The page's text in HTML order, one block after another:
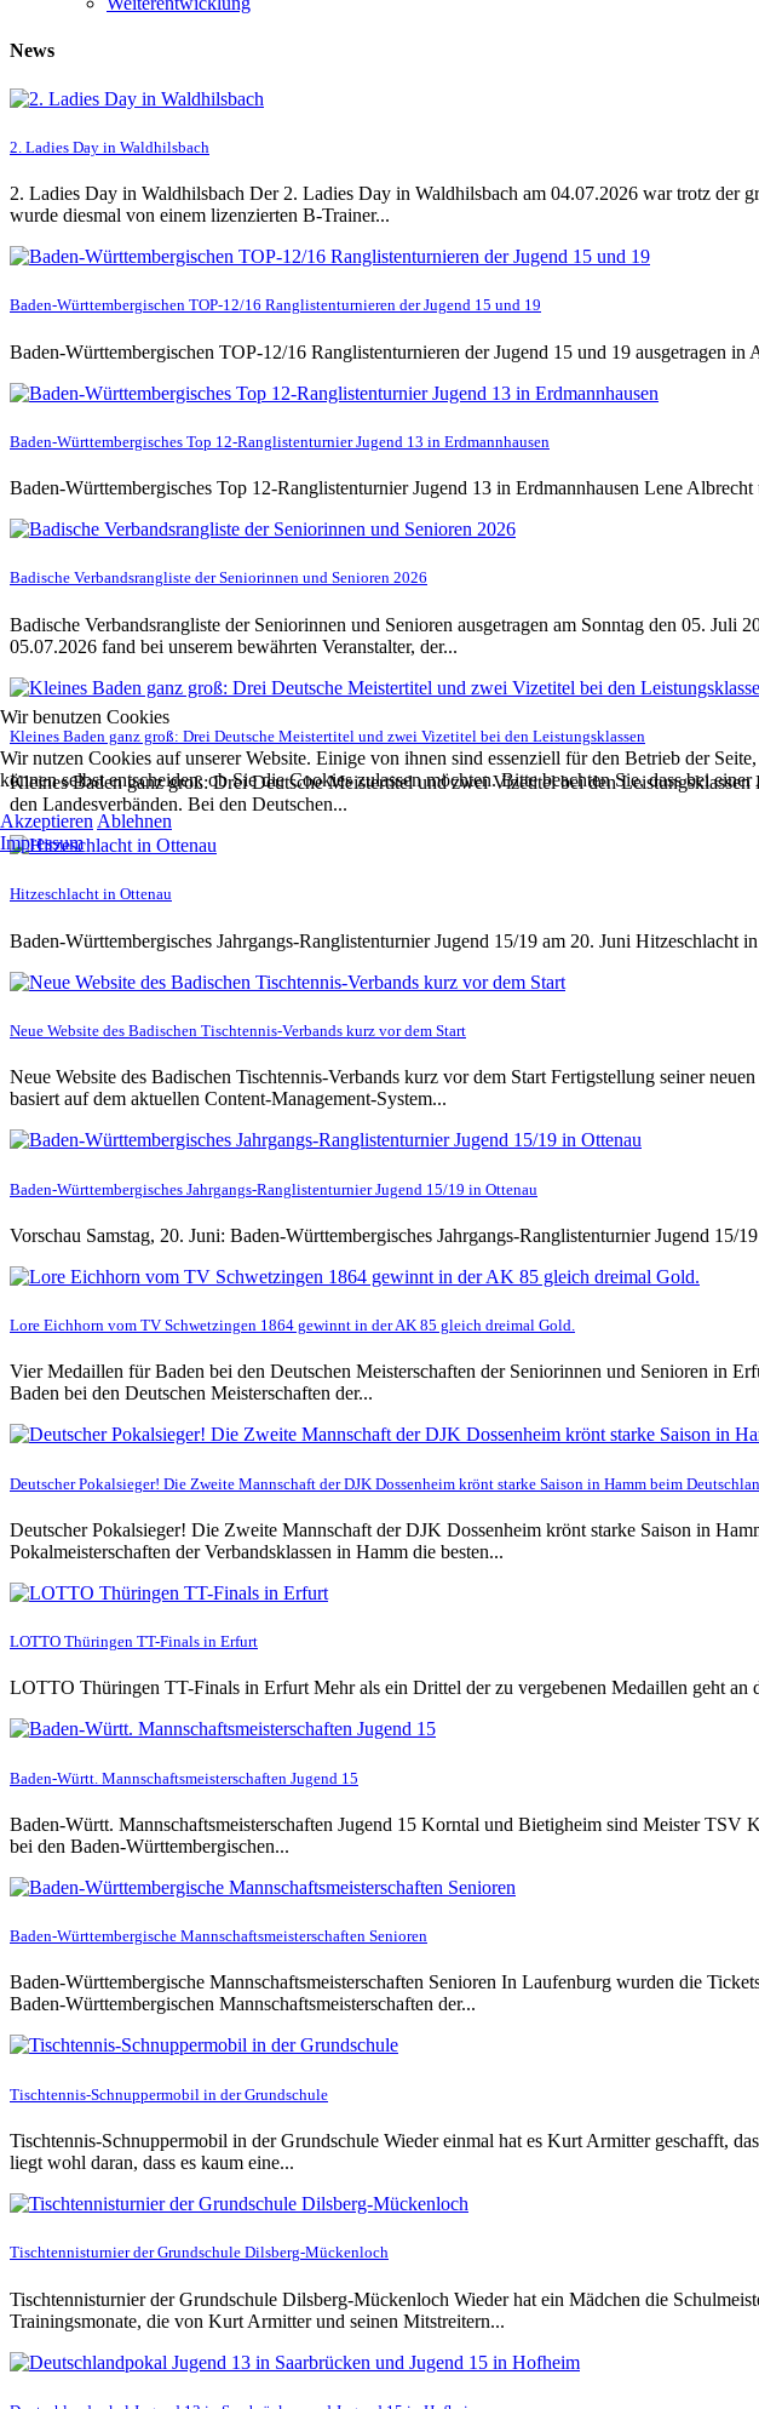
News
2. Ladies Day in Waldhilsbach
2. Ladies Day in Waldhilsbach Der 2. Ladies Day in Waldhilsbach am 04.07.2026 war trotz der
wurde diesmal von einem lizenzierten B-Trainer...
Baden-Württembergischen TOP-12/16 Ranglistenturnieren der Jugend 15 und 19
Baden-Württembergischen TOP-12/16 Ranglistenturnieren der Jugend 15 und 19 ausgetragen
Baden-Württembergisches Top 12-Ranglistenturnier Jugend 13 in Erdmannhausen
Baden-Württembergisches Top 12-Ranglistenturnier Jugend 13 in Erdmannhausen Lene
Badische Verbandsrangliste der Seniorinnen und Senioren 2026
Badische Verbandsrangliste der Seniorinnen und Senioren ausgetragen am Sonntag den 05.
05.07.2026 fand bei unserem bewährten Veranstalter, der...
Kleines Baden ganz groß: Drei Deutsche Meistertitel und zwei Vizetitel bei den Leistungsklassen
Kleines Baden ganz groß: Drei Deutsche Meistertitel und zwei Vizetitel bei den
den Landesverbänden. Bei den Deutschen...
Hitzeschlacht in Ottenau
Baden-Württembergisches Jahrgangs-Ranglistenturnier Jugend 15/19 am 20. Juni
Neue Website des Badischen Tischtennis-Verbands kurz vor dem Start
Neue Website des Badischen Tischtennis-Verbands kurz vor dem Start Fertigstellung seiner
basiert auf dem aktuellen Content-Management-System...
Baden-Württembergisches Jahrgangs-Ranglistenturnier Jugend 15/19 in Ottenau
Vorschau Samstag, 20. Juni: Baden-Württembergisches Jahrgangs-Ranglistenturnier Jugend
Lore Eichhorn vom TV Schwetzingen 1864 gewinnt in der AK 85 gleich dreimal Gold.
Vier Medaillen für Baden bei den Deutschen Meisterschaften der Seniorinnen und Senioren
Baden bei den Deutschen Meisterschaften der...
Deutscher Pokalsieger! Die Zweite Mannschaft der DJK Dossenheim krönt starke Saison in Hamm beim
Deutscher Pokalsieger! Die Zweite Mannschaft der DJK Dossenheim krönt starke Saison in
Pokalmeisterschaften der Verbandsklassen in Hamm die besten...
LOTTO Thüringen TT-Finals in Erfurt
LOTTO Thüringen TT-Finals in Erfurt Mehr als ein Drittel der zu vergebenen Medaillen geht
Baden-Württ. Mannschaftsmeisterschaften Jugend 15
Baden-Württ. Mannschaftsmeisterschaften Jugend 15 Korntal und Bietigheim sind Meister
bei den Baden-Württembergischen...
Baden-Württembergische Mannschaftsmeisterschaften Senioren
Baden-Württembergische Mannschaftsmeisterschaften Senioren In Laufenburg wurden die
Baden-Württembergischen Mannschaftsmeisterschaften der...
Tischtennis-Schnuppermobil in der Grundschule
Tischtennis-Schnuppermobil in der Grundschule Wieder einmal hat es Kurt Armitter geschafft,
liegt wohl daran, dass es kaum eine...
Tischtennisturnier der Grundschule Dilsberg-Mückenloch
Tischtennisturnier der Grundschule Dilsberg-Mückenloch Wieder hat ein Mädchen die
Trainingsmonate, die von Kurt Armitter und seinen Mitstreitern...
Wir benutzen Cookies
Wir nutzen Cookies auf unserer Website. Einige von ihnen sind essenziell für den Betrieb der
können selbst entscheiden, ob Sie die Cookies zulassen möchten. Bitte beachten Sie, dass bei
Akzeptieren Ablehnen
Impressum